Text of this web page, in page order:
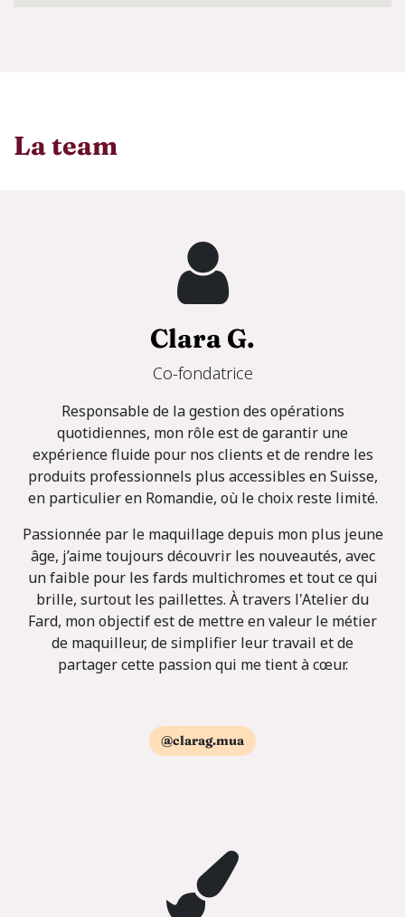
​La team
Clara G.
Co-fondatrice
Responsable de la gestion des opérations
quotidiennes, mon rôle est de garantir une
expérience fluide pour nos clients et de rendre les
produits professionnels plus accessibles en Suisse,
en particulier en Romandie, où le choix reste limité.
Passionnée par le maquillage depuis mon plus jeune
âge, j’aime toujours découvrir les nouveautés, avec
un faible pour les fards multichromes et tout ce qui
brille, surtout les paillettes. À travers l'Atelier du
Fard, mon objectif est de mettre en valeur le métier
de maquilleur, de simplifier leur travail et de
partager cette passion qui me tient à cœur.
@clarag.mua